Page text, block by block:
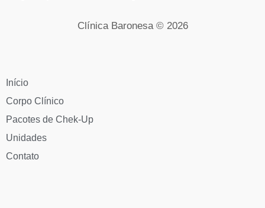
Clínica Baronesa © 2026
Início
Corpo Clínico
Pacotes de Chek-Up
Unidades
Contato